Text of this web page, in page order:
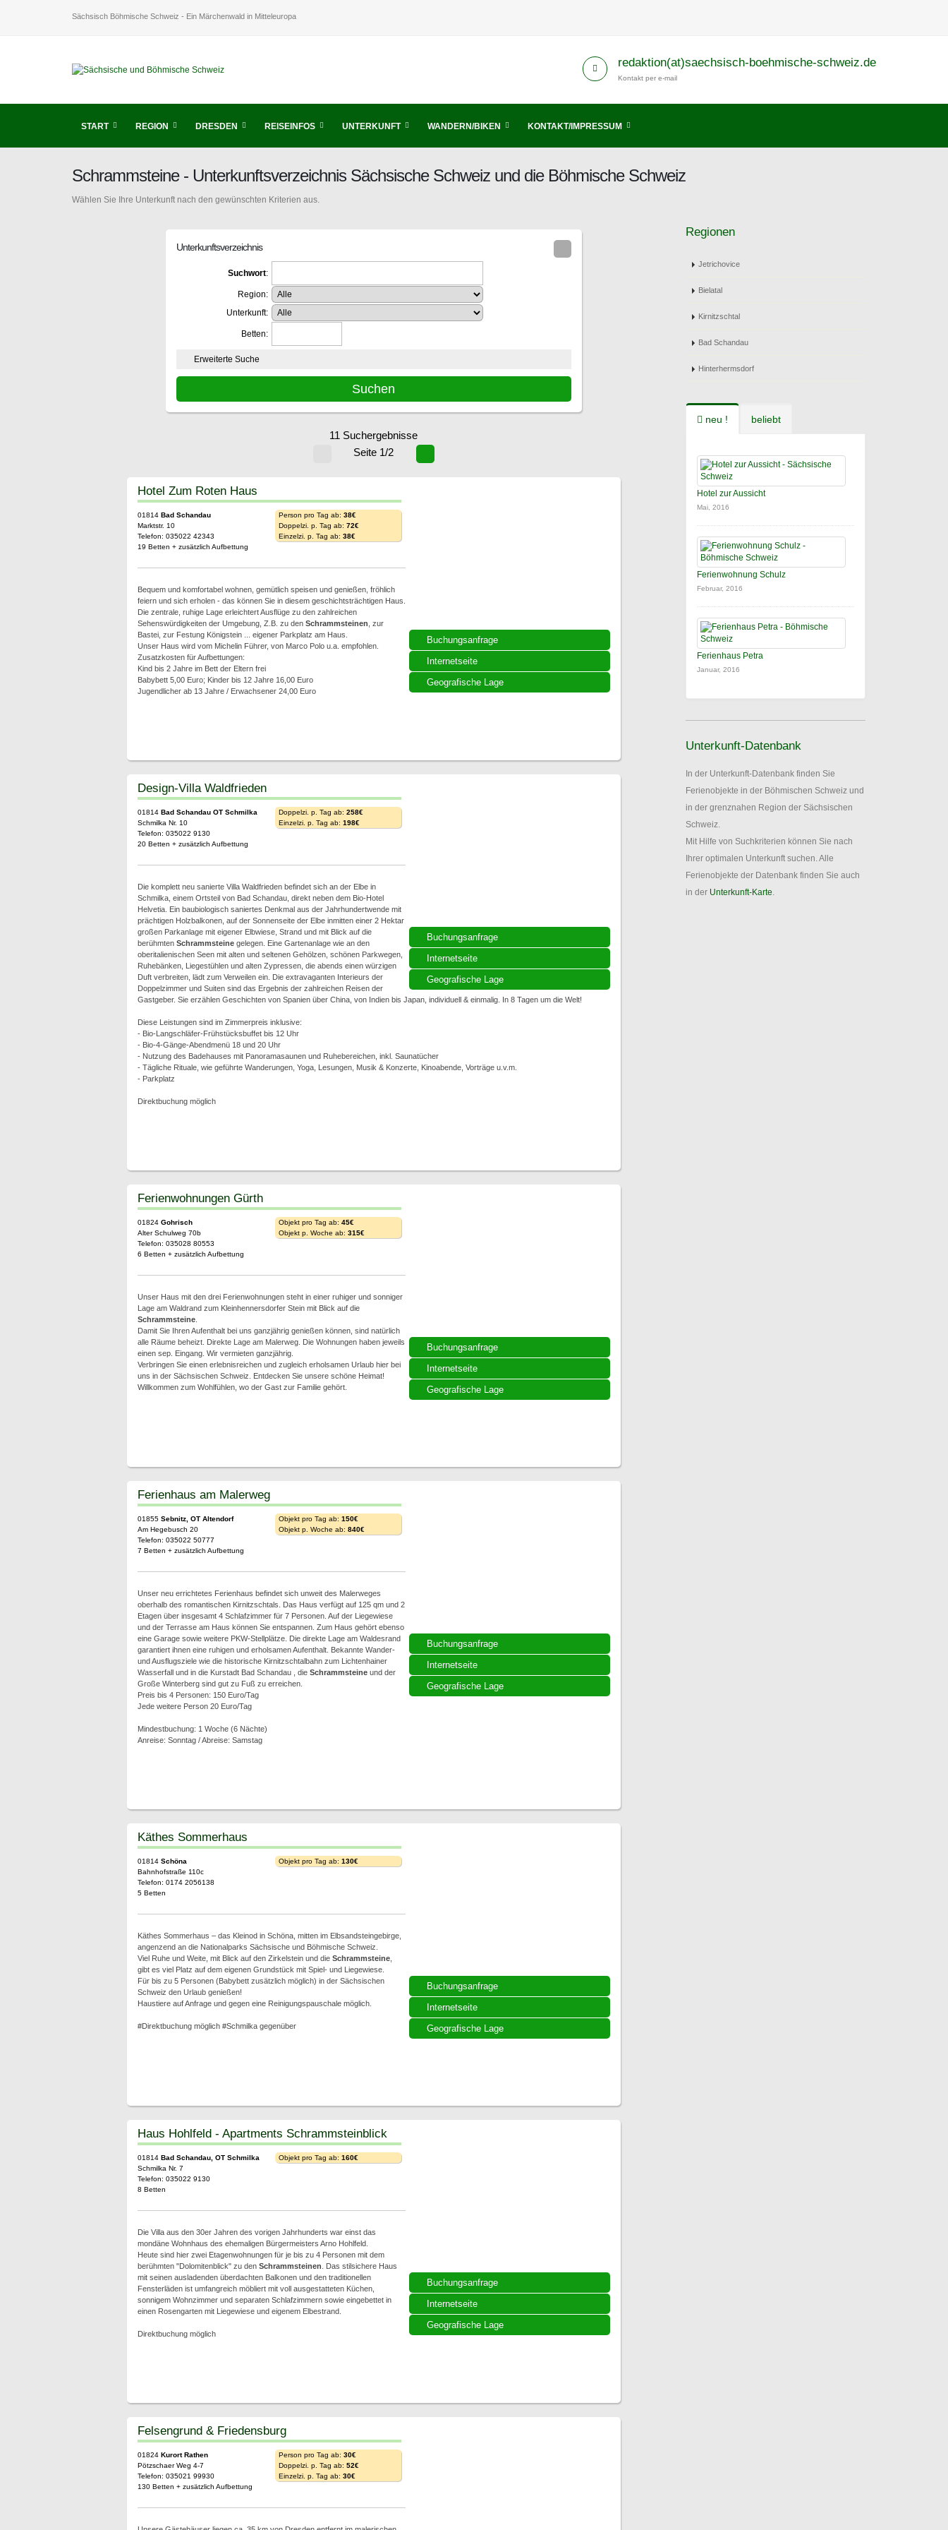
Sächsisch Böhmische Schweiz - Ein Märchenwald in Mitteleuropa
redaktion(at)saechsisch-boehmische-schweiz.de
Kontakt per e-mail
START REGION DRESDEN REISEINFOS UNTERKUNFT WANDERN/BIKEN KONTAKT/IMPRESSUM
Schrammsteine - Unterkunftsverzeichnis Sächsische Schweiz und die Böhmische Schweiz
Wählen Sie Ihre Unterkunft nach den gewünschten Kriterien aus.
Unterkunftsverzeichnis
Suchwort:
Region:
Unterkunft:
Betten:
Erweiterte Suche
11 Suchergebnisse
Seite 1/2
Buchungsanfrage
Internetseite
Geografische Lage
Hotel Zum Roten Haus
01814 Bad Schandau
Marktstr. 10
Telefon: 035022 42343
19 Betten + zusätzlich Aufbettung
Person pro Tag ab: 38€
Doppelzi. p. Tag ab: 72€
Einzelzi. p. Tag ab: 38€
Bequem und komfortabel wohnen, gemütlich speisen und genießen, fröhlich
feiern und sich erholen - das können Sie in diesem geschichtsträchtigen Haus.
Die zentrale, ruhige Lage erleichtert Ausflüge zu den zahlreichen
Sehenswürdigkeiten der Umgebung, Z.B. zu den Schrammsteinen , zur
Bastei, zur Festung Königstein ... eigener Parkplatz am Haus.
Unser Haus wird vom Michelin Führer, von Marco Polo u.a. empfohlen.
Zusatzkosten für Aufbettungen:
Kind bis 2 Jahre im Bett der Eltern frei
Babybett 5,00 Euro; Kinder bis 12 Jahre 16,00 Euro
Jugendlicher ab 13 Jahre / Erwachsener 24,00 Euro
Buchungsanfrage
Internetseite
Geografische Lage
Design-Villa Waldfrieden
01814 Bad Schandau OT Schmilka
Schmilka Nr. 10
Telefon: 035022 9130
20 Betten + zusätzlich Aufbettung
Doppelzi. p. Tag ab: 258€
Einzelzi. p. Tag ab: 198€
Die komplett neu sanierte Villa Waldfrieden befindet sich an der Elbe in
Schmilka, einem Ortsteil von Bad Schandau, direkt neben dem Bio-Hotel
Helvetia. Ein baubiologisch saniertes Denkmal aus der Jahrhundertwende mit
prächtigen Holzbalkonen, auf der Sonnenseite der Elbe inmitten einer 2 Hektar
großen Parkanlage mit eigener Elbwiese, Strand und mit Blick auf die
berühmten Schrammsteinegelegen. Eine Gartenanlage wie an den
oberitalienischen Seen mit alten und seltenen Gehölzen, schönen Parkwegen,
Ruhebänken, Liegestühlen und alten Zypressen, die abends einen würzigen
Duft verbreiten, lädt zum Verweilen ein. Die extravaganten Interieurs der
Doppelzimmer und Suiten sind das Ergebnis der zahlreichen Reisen der
Gastgeber. Sie erzählen Geschichten von Spanien über China, von Indien bis Japan, individuell & einmalig. In 8 Tagen um die Welt!
Diese Leistungen sind im Zimmerpreis inklusive:
- Bio-Langschläfer-Frühstücksbuffet bis 12 Uhr
- Bio-4-Gänge-Abendmenü 18 und 20 Uhr
- Nutzung des Badehauses mit Panoramasaunen und Ruhebereichen, inkl. Saunatücher
- Tägliche Rituale, wie geführte Wanderungen, Yoga, Lesungen, Musik & Konzerte, Kinoabende, Vorträge u.v.m.
- Parkplatz
Direktbuchung möglich
Buchungsanfrage
Internetseite
Geografische Lage
Ferienwohnungen Gürth
01824 Gohrisch
Alter Schulweg 70b
Telefon: 035028 80553
6 Betten + zusätzlich Aufbettung
Objekt pro Tag ab: 45€
Objekt p. Woche ab: 315€
Unser Haus mit den drei Ferienwohnungen steht in einer ruhiger und sonniger
Lage am Waldrand zum Kleinhennersdorfer Stein mit Blick auf die
Schrammsteine.
Damit Sie Ihren Aufenthalt bei uns ganzjährig genießen können, sind natürlich
alle Räume beheizt. Direkte Lage am Malerweg. Die Wohnungen haben jeweils
einen sep. Eingang. Wir vermieten ganzjährig.
Verbringen Sie einen erlebnisreichen und zugleich erholsamen Urlaub hier bei
uns in der Sächsischen Schweiz. Entdecken Sie unsere schöne Heimat!
Willkommen zum Wohlfühlen, wo der Gast zur Familie gehört.
Buchungsanfrage
Internetseite
Geografische Lage
Ferienhaus am Malerweg
01855 Sebnitz, OT Altendorf
Am Hegebusch 20
Telefon: 035022 50777
7 Betten + zusätzlich Aufbettung
Objekt pro Tag ab: 150€
Objekt p. Woche ab: 840€
Unser neu errichtetes Ferienhaus befindet sich unweit des Malerweges
oberhalb des romantischen Kirnitzschtals. Das Haus verfügt auf 125 qm und 2
Etagen über insgesamt 4 Schlafzimmer für 7 Personen. Auf der Liegewiese
und der Terrasse am Haus können Sie entspannen. Zum Haus gehört ebenso
eine Garage sowie weitere PKW-Stellplätze. Die direkte Lage am Waldesrand
garantiert ihnen eine ruhigen und erholsamen Aufenthalt. Bekannte Wander-
und Ausflugsziele wie die historische Kirnitzschtalbahn zum Lichtenhainer
Wasserfall und in die Kurstadt Bad Schandau , die Schrammsteineund der
Große Winterberg sind gut zu Fuß zu erreichen.
Preis bis 4 Personen: 150 Euro/Tag
Jede weitere Person 20 Euro/Tag
Mindestbuchung: 1 Woche (6 Nächte)
Anreise: Sonntag / Abreise: Samstag
Buchungsanfrage
Internetseite
Geografische Lage
Käthes Sommerhaus
01814 Schöna
Bahnhofstraße 110c
Telefon: 0174 2056138
5 Betten
Objekt pro Tag ab: 130€
Käthes Sommerhaus – das Kleinod in Schöna, mitten im Elbsandsteingebirge,
angenzend an die Nationalparks Sächsische und Böhmische Schweiz.
Viel Ruhe und Weite, mit Blick auf den Zirkelstein und die Schrammsteine,
gibt es viel Platz auf dem eigenen Grundstück mit Spiel- und Liegewiese.
Für bis zu 5 Personen (Babybett zusätzlich möglich) in der Sächsischen
Schweiz den Urlaub genießen!
Haustiere auf Anfrage und gegen eine Reinigungspauschale möglich.
#Direktbuchung möglich #Schmilka gegenüber
Buchungsanfrage
Internetseite
Geografische Lage
Haus Hohlfeld - Apartments Schrammsteinblick
01814 Bad Schandau, OT Schmilka
Schmilka Nr. 7
Telefon: 035022 9130
8 Betten
Objekt pro Tag ab: 160€
Die Villa aus den 30er Jahren des vorigen Jahrhunderts war einst das
mondäne Wohnhaus des ehemaligen Bürgermeisters Arno Hohlfeld.
Heute sind hier zwei Etagenwohnungen für je bis zu 4 Personen mit dem
berühmten "Dolomitenblick" zu den Schrammsteinen . Das stilsichere Haus
mit seinen ausladenden überdachten Balkonen und den traditionellen
Fensterläden ist umfangreich möbliert mit voll ausgestatteten Küchen,
sonnigem Wohnzimmer und separaten Schlafzimmern sowie eingebettet in
einen Rosengarten mit Liegewiese und eigenem Elbestrand.
Direktbuchung möglich
Felsengrund & Friedensburg
01824 Kurort Rathen
Pötzschaer Weg 4-7
Telefon: 035021 99930
130 Betten + zusätzlich Aufbettung
Person pro Tag ab: 30€
Doppelzi. p. Tag ab: 52€
Einzelzi. p. Tag ab: 30€
Regionen
Jetrichovice
Bielatal
Kirnitzschtal
Bad Schandau
Hinterhermsdorf
neu ! beliebt
Hotel zur Aussicht
Mai, 2016
Ferienwohnung Schulz
Februar, 2016
Ferienhaus Petra
Januar, 2016
Unterkunft-Datenbank
In der Unterkunft-Datenbank finden Sie
Ferienobjekte in der Böhmischen Schweiz und
in der grenznahen Region der Sächsischen
Schweiz.
Mit Hilfe von Suchkriterien können Sie nach
Ihrer optimalen Unterkunft suchen. Alle
Ferienobjekte der Datenbank finden Sie auch
in der Unterkunft-Karte.